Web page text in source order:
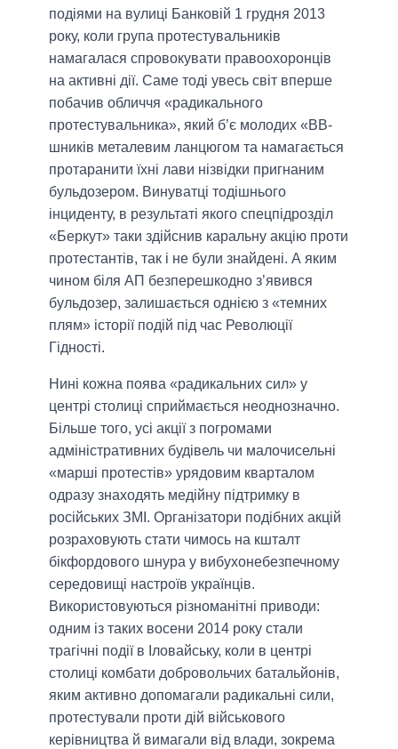
подіями на вулиці Банковій 1 грудня 2013
року, коли група протестувальників
намагалася спровокувати правоохоронців
на активні дії. Саме тоді увесь світ вперше
побачив обличчя «радикального
протестувальника», який б’є молодих «ВВ-
шників металевим ланцюгом та намагається
протаранити їхні лави нізвідки пригнаним
бульдозером. Винуватці тодішнього
інциденту, в результаті якого спецпідрозділ
«Беркут» таки здійснив каральну акцію проти
протестантів, так і не були знайдені. А яким
чином біля АП безперешкодно з’явився
бульдозер, залишається однією з «темних
плям» історії подій під час Революції
Гідності.
Нині кожна поява «радикальних сил» у
центрі столиці сприймається неоднозначно.
Більше того, усі акції з погромами
адміністративних будівель чи малочисельні
«марші протестів» урядовим кварталом
одразу знаходять медійну підтримку в
російських ЗМІ. Організатори подібних акцій
розраховують стати чимось на кшталт
бікфордового шнура у вибухонебезпечному
середовищі настроїв українців.
Використовуються різноманітні приводи:
одним із таких восени 2014 року стали
трагічні події в Іловайську, коли в центрі
столиці комбати добровольчих батальйонів,
яким активно допомагали радикальні сили,
протестували проти дій військового
керівництва й вимагали від влади, зокрема